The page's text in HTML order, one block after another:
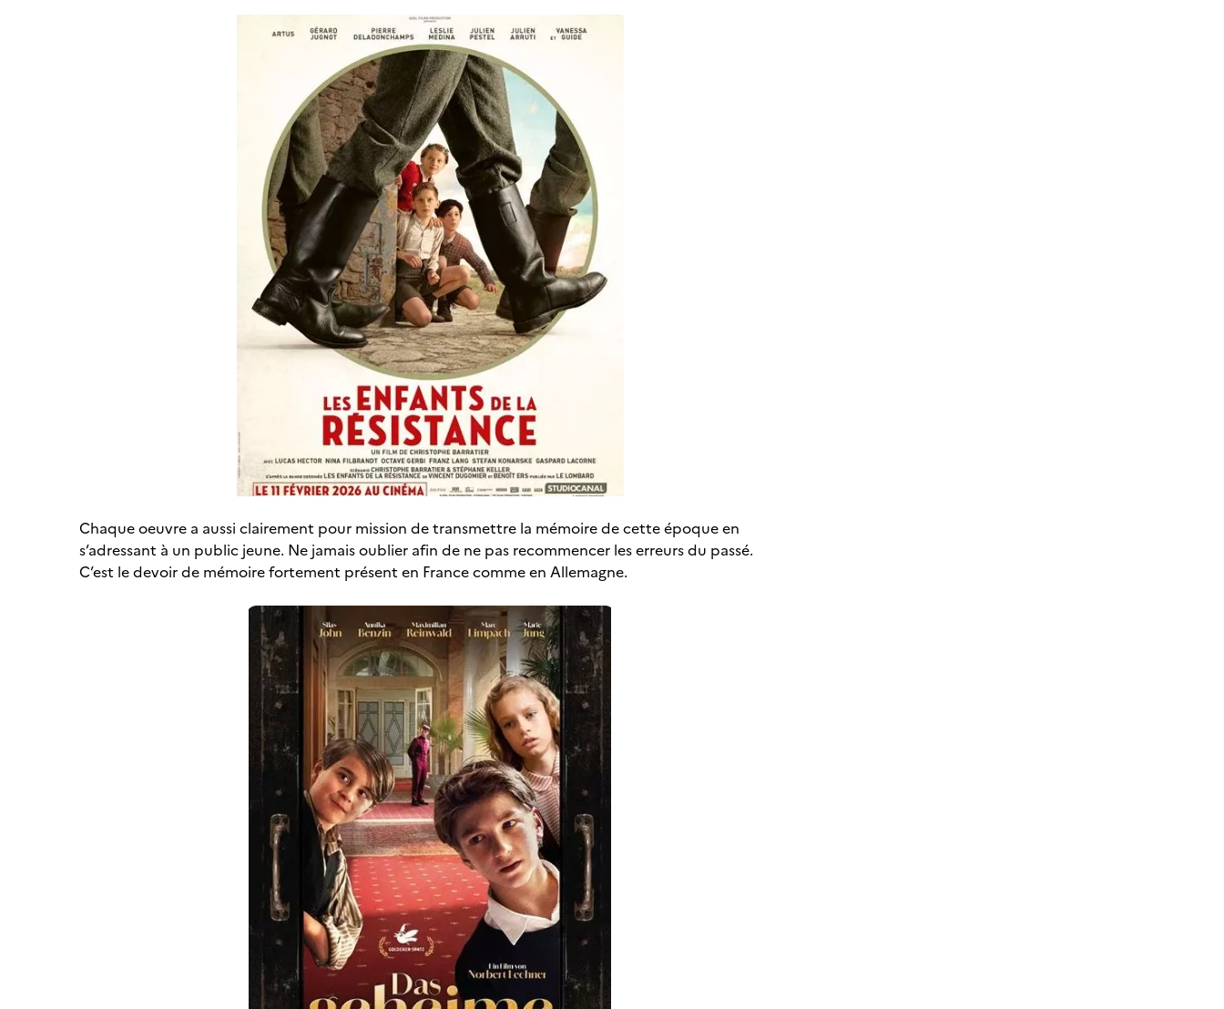
Chaque oeuvre a aussi clairement pour mission de transmettre la mémoire de cette époque en
s’adressant à un public jeune. Ne jamais oublier afin de ne pas recommencer les erreurs du passé.
C’est le devoir de mémoire fortement présent en France comme en Allemagne.